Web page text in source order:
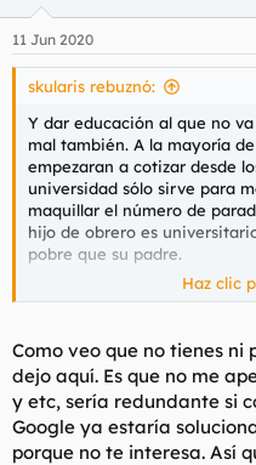
e
s
11 Jun 2020
skularis rebuznó:
Y dar educación al que no
mal también. A la mayoría
empezaran a cotizar desde
universidad sólo sirve para
maquillar el número de
hijo de obrero es
pobre que su padre.
En Inglaterra hay muchos
sean universitarios? Pues
Y el Reino Unido con
(desde siempre) ha
humano que España. La
cabo en su mayor parte
Haz clic
Como veo que no tienes
dejo aquí. Es que no me
y etc, sería redundante si
Google ya estaría
porque no te interesa. Así